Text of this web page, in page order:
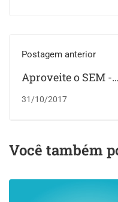
Postagem anterior
Aproveite o SEM -
Search Engine
31/10/2017
Você também